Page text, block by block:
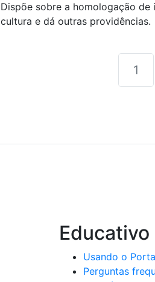
Dispõe sobre a homologação
cultura e dá outras providências.
1
Educativo
Usando o
Perguntas